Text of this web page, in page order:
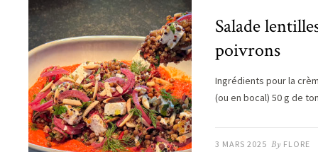
Salade
poivrons
Ingrédients pour la
(ou en bocal) 50 g de
3 MARS 2025 By FLORE